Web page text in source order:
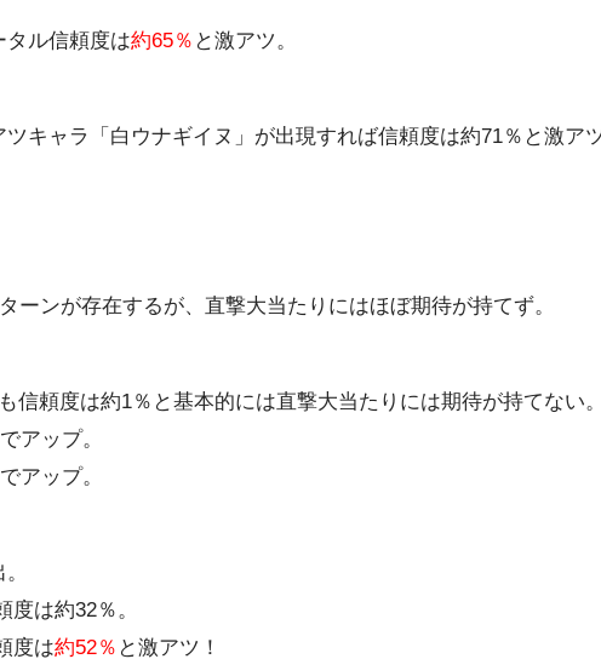
タル信頼度は約65％ と激アツ。
キャラ「白ウナギイヌ」が出現すれば信頼度は約71％と激アツ
ーンが存在するが、直撃大当たりにはほぼ期待が持てず。
信頼度は約1％と基本的には直撃大当たりには期待が持てない。
アップ。
アップ。
は約32％。
度は約52％ と激アツ！